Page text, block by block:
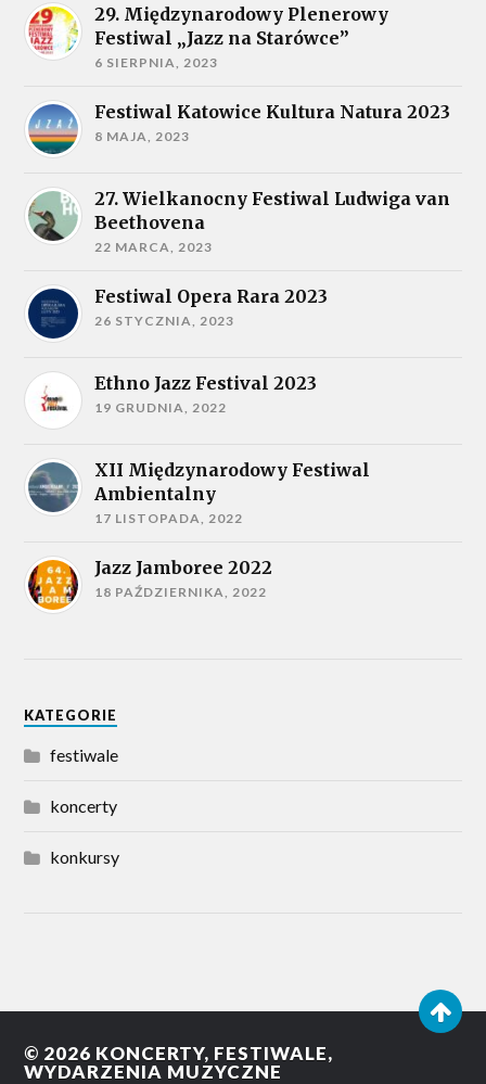
29. Międzynarodowy Plenerowy
Festiwal „Jazz na Starówce”
6 SIERPNIA, 2023
Festiwal Katowice Kultura Natura 2023
8 MAJA, 2023
27. Wielkanocny Festiwal Ludwiga van
Beethovena
22 MARCA, 2023
Festiwal Opera Rara 2023
26 STYCZNIA, 2023
Ethno Jazz Festival 2023
19 GRUDNIA, 2022
XII Międzynarodowy Festiwal
Ambientalny
17 LISTOPADA, 2022
Jazz Jamboree 2022
18 PAŹDZIERNIKA, 2022
KATEGORIE
festiwale
koncerty
konkursy
© 2026 KONCERTY, FESTIWALE,
WYDARZENIA MUZYCZNE